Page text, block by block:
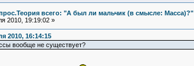
всего: "А был ли мальчик (в смысле: Масса)?"
2010, 19:19:02 »
2010, 16:14:15
вообще не существует?